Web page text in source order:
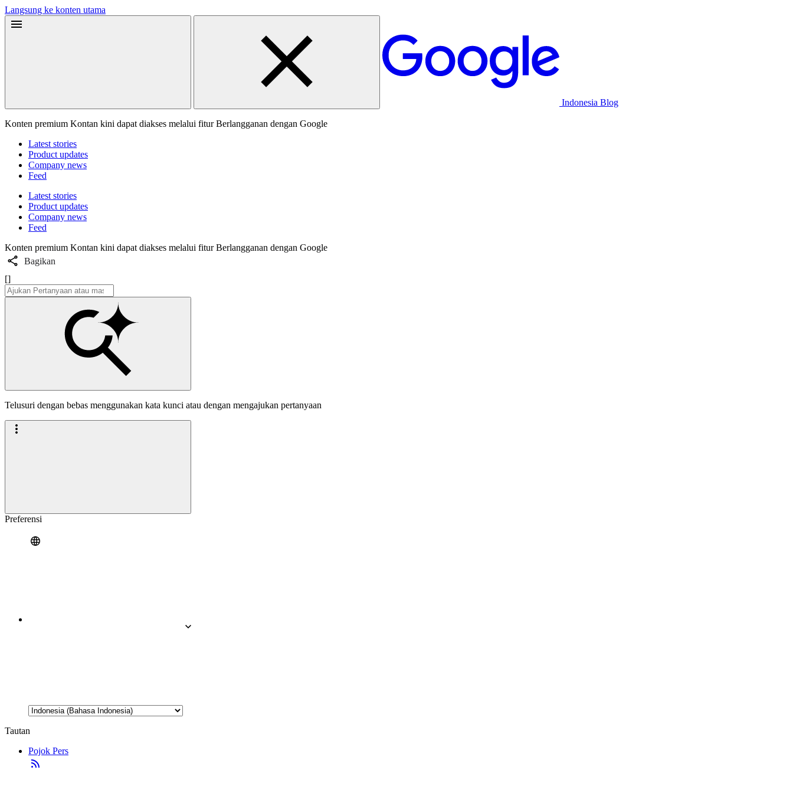
Langsung ke konten utama
Indonesia Blog
Konten premium Kontan kini dapat diakses melalui fitur Berlangganan dengan Google
Latest stories
Product updates
Company news
Feed
Latest stories
Product updates
Company news
Feed
Konten premium Kontan kini dapat diakses melalui fitur Berlangganan dengan Google
Bagikan
[]
Telusuri dengan bebas menggunakan kata kunci atau dengan mengajukan pertanyaan
Preferensi
Tautan
Pojok Pers